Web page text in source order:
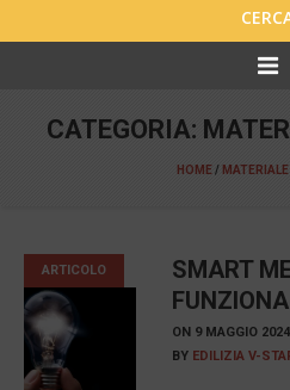
CATEGORIA:
HOME/
ARTICOLO
SMART
FUNZIONA
ON 9 MAGGIO 2024
BY EDILIZIA V-